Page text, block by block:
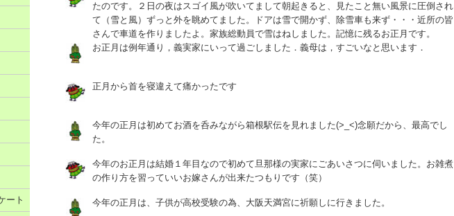
たのです。２日の夜はスゴイ風が吹いてまして朝起きると、見たこと無い風景に圧倒され
て（雪と風）ずっと外を眺めてました。ドアは雪で開かず、除雪車も来ず・・・近所の皆
さんで車道を作りましたよ。家族総動員で雪はねしました。記憶に残るお正月です。
お正月は例年通り，義実家にいって過ごしました．義母は，すごいなと思います．
正月から首を寝違えて痛かったです
今年の正月は初めてお酒を呑みながら箱根駅伝を見れました(>_<)念願だから、最高でし
た。
今年のお正月は結婚１年目なので初めて旦那様の実家にごあいさつに伺いました。お雑煮
の作り方を習っていいお嫁さんが出来たつもりです（笑）
今年の正月は、子供が高校受験の為、大阪天満宮に祈願しに行きました。
ート